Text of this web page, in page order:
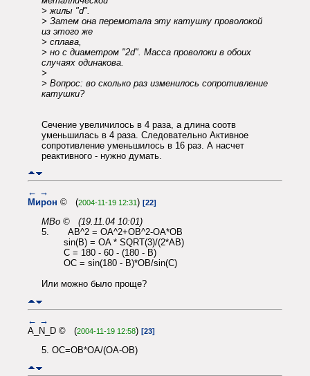
> жилы "d".
> Затем она перемотала эту катушку проволокой
из этого же
> сплава,
> но с диаметром "2d". Масса проволоки в обоих
случаях одинакова.
>
> Вопрос: во сколько раз изменилось сопротивление
катушки?
Сечение увеличилось в 4 раза, а длина соотв
уменьшилась в 4 раза. Следовательно Активное
сопротивление уменьшилось в 16 раз. А насчет
реактивного - нужно думать.
← →
Мирон © (2004-11-19 12:31) [22]
MBo © (19.11.04 10:01)
5. AB^2 = OA^2+OB^2-OA*OB
sin(B) = OA * SQRT(3)/(2*AB)
C = 180 - 60 - (180 - B)
OC = sin(180 - B)*OB/sin(C)
Или можно было проще?
← →
A_N_D © (2004-11-19 12:58) [23]
5. OC=OB*OA/(OA-OB)